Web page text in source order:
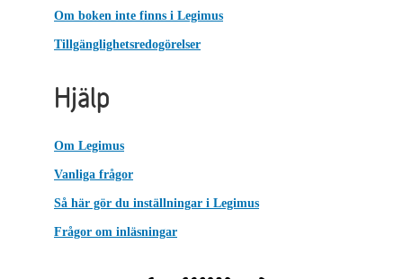
Om boken inte finns i Legimus
Tillgänglighetsredogörelser
Hjälp
Om Legimus
Vanliga frågor
Så här gör du inställningar i Legimus
Frågor om inläsningar